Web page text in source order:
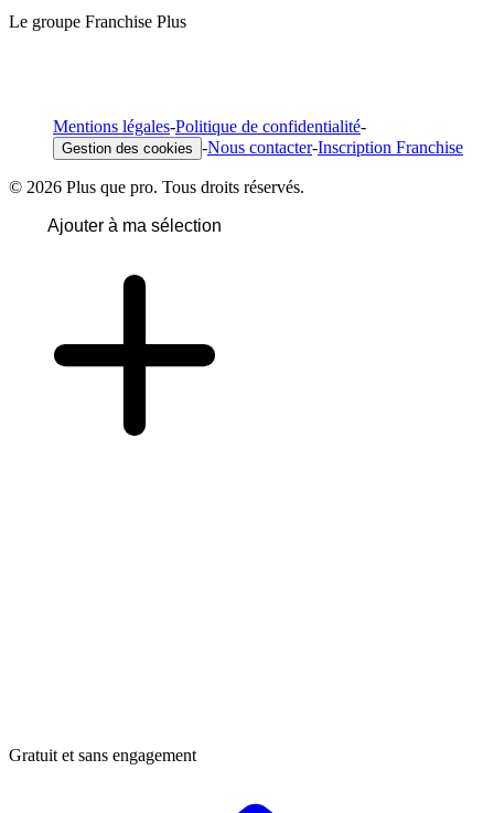
Le groupe Franchise Plus
Mentions légales-Politique de confidentialité-
Gestion des cookies -Nous contacter-Inscription Franchise
© 2026 Plus que pro. Tous droits réservés.
Ajouter à ma sélection
Gratuit et sans engagement